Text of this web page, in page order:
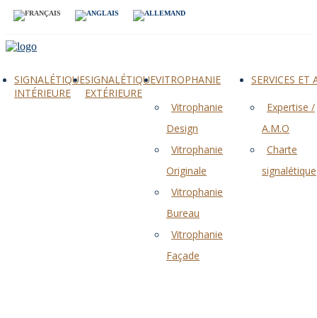
SIGNALÉTIQUE
INTÉRIEURE
SIGNALÉTIQUE
EXTÉRIEURE
VITROPHANIE
Vitrophanie
Design
Vitrophanie
Originale
Vitrophanie
Bureau
Vitrophanie
Façade
SERVICES ET
Expertise /
A.M.O
Charte
signalétique